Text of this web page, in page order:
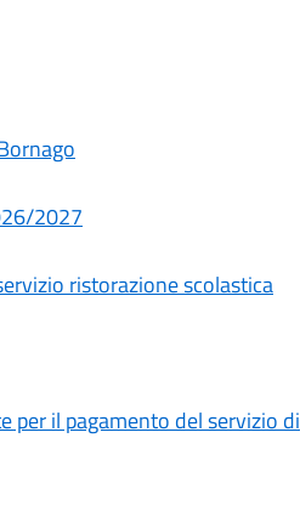
2027
ristorazione scolastica
per il pagamento del servizio di